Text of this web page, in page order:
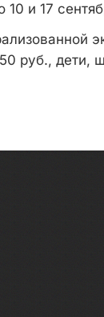
и 17
руб., дети,